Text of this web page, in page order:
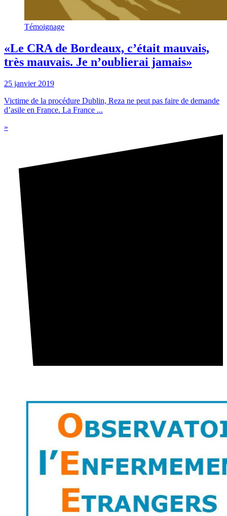
Témoignage
«Le CRA de Bordeaux, c’était mauvais,
très mauvais. Je n’oublierai jamais»
25 janvier 2019
Victime de la procédure Dublin, Reza ne peut pas faire de demande
d’asile en France. La France ...
»